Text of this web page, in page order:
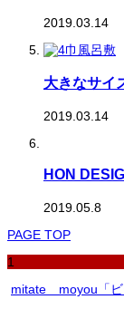
2019.03.14
大きなサイ
2019.03.14
HON
2019.05.8
PAGE TOP
1
mitate moyou「ビ